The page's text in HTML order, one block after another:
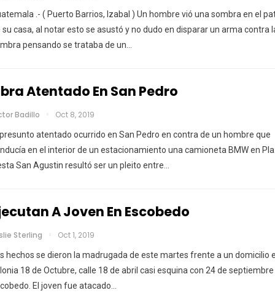
.- ( Puerto Barrios, Izabal ) Un hombre vió una sombra en el
su casa, al notar esto se asustó y no dudo en disparar un arma contra
pensando se trataba de un
Atentado En San Pedro
Badillo Oct 8, 2019
presunto atentado ocurrido en San Pedro en contra de un hombre que
en el interior de un estacionamiento una camioneta BMW en
San Agustin resultó ser un pleito entre
A Joven En Escobedo
Sterling Oct 1, 2019
hechos se dieron la madrugada de este martes frente a un domicilio
18 de Octubre, calle 18 de abril casi esquina con 24 de septiembre
El joven fue atacado